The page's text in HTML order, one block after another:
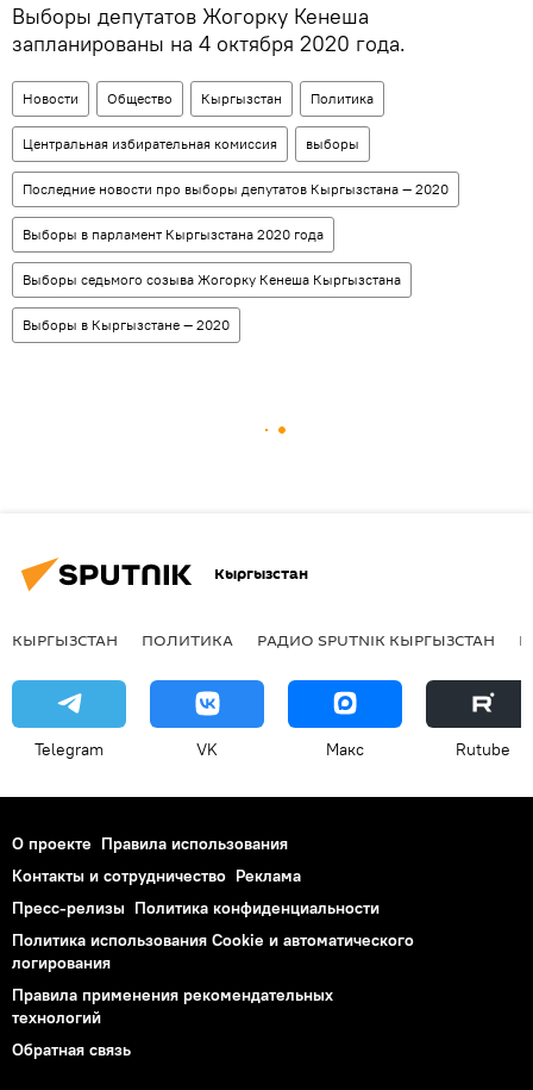
Выборы депутатов Жогорку Кенеша
запланированы на 4 октября 2020 года.
Новости Общество Кыргызстан Политика
Центральная избирательная комиссия выборы
Последние новости про выборы депутатов Кыргызстана — 2020
Выборы в парламент Кыргызстана 2020 года
Выборы седьмого созыва Жогорку Кенеша Кыргызстана
Выборы в Кыргызстане — 2020
Кыргызстан
КЫРГЫЗСТАН ПОЛИТИКА РАДИО SPUTNIK КЫРГЫЗСТАН
Telegram VK Макс Rutube
О проекте Правила использования
Контакты и сотрудничество Реклама
Пресс-релизы Политика конфиденциальности
Политика использования Cookie и автоматического
логирования
Правила применения рекомендательных
технологий
Обратная связь